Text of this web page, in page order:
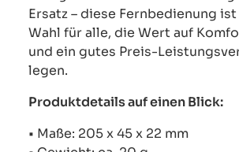
Ersatz – diese Fernbedienung
Wahl für alle, die Wert auf
und ein gutes Preis-
legen.
Produktdetails auf einen Blick:
• Maße: 205 x 45 x 22 mm